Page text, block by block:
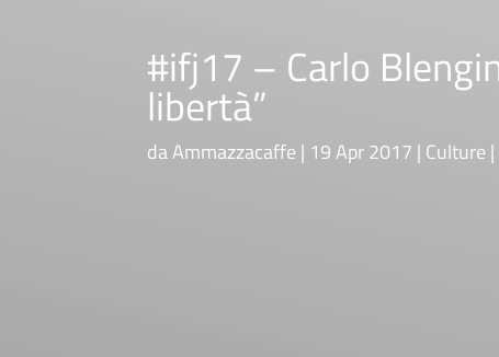
#ifj17 – Carlo
libertà”
daAmmazzacaffe 19 Apr 2017 Culture